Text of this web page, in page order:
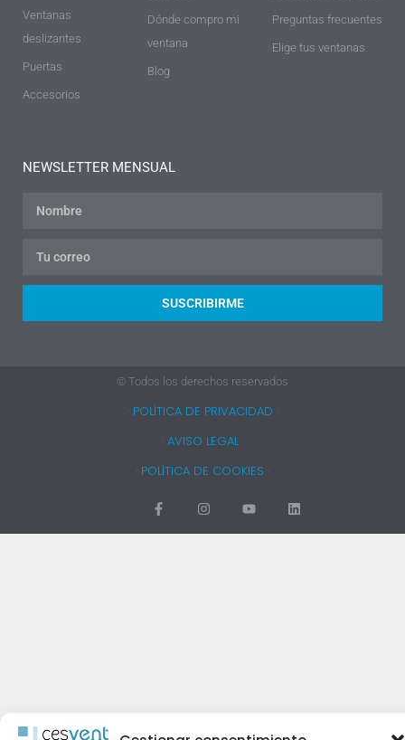
Ventanas
deslizantes
Puertas
Accesorios
Dónde compro mi
ventana
Blog
Preguntas frecuentes
Elige tus ventanas
NEWSLETTER MENSUAL
SUSCRIBIRME
© Todos los derechos reservados
· POLÍTICA DE PRIVACIDAD ·
· AVISO LEGAL ·
· POLÍTICA DE COOKIES ·